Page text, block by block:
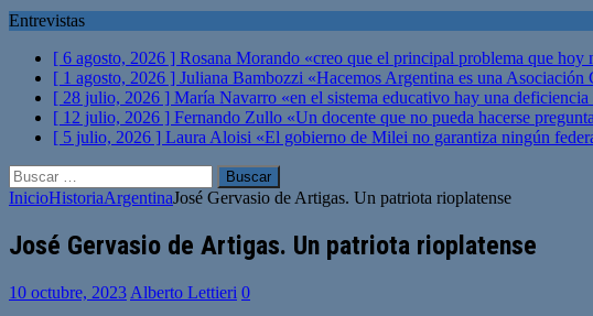
Entrevistas
[ 6 agosto, 2026 ] Rosana Morando «creo que el principal problema que
[ 1 agosto, 2026 ] Juliana Bambozzi «Hacemos Argentina es una
[ 28 julio, 2026 ] María Navarro «en el sistema educativo hay una
[ 12 julio, 2026 ] Fernando Zullo «Un docente que no pueda hacerse
[ 5 julio, 2026 ] Laura Aloisi «El gobierno de Milei no garantiza ningún
Buscar:
InicioHistoriaArgentinaJosé Gervasio de Artigas. Un patriota rioplatense
José Gervasio de Artigas. Un patriota rioplatense
10 octubre, 2023 Alberto Lettieri 0